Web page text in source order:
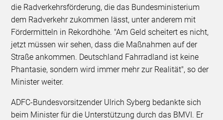
die Radverkehrsförderung, die das Bundesministerium
dem Radverkehr zukommen lässt, unter anderem mit
Fördermitteln in Rekordhöhe. "Am Geld scheitert es nicht,
jetzt müssen wir sehen, dass die Maßnahmen auf der
Straße ankommen. Deutschland Fahrradland ist keine
Phantasie, sondern wird immer mehr zur Realität", so der
Minister weiter.
ADFC-Bundesvorsitzender Ulrich Syberg bedankte sich
beim Minister für die Unterstützung durch das BMVI. Er